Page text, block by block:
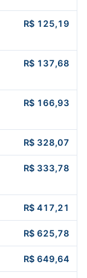
R$ 125,19
R$ 137,68
R$ 166,93
R$ 328,07
R$ 333,78
R$ 417,21
R$ 625,78
R$ 649,64